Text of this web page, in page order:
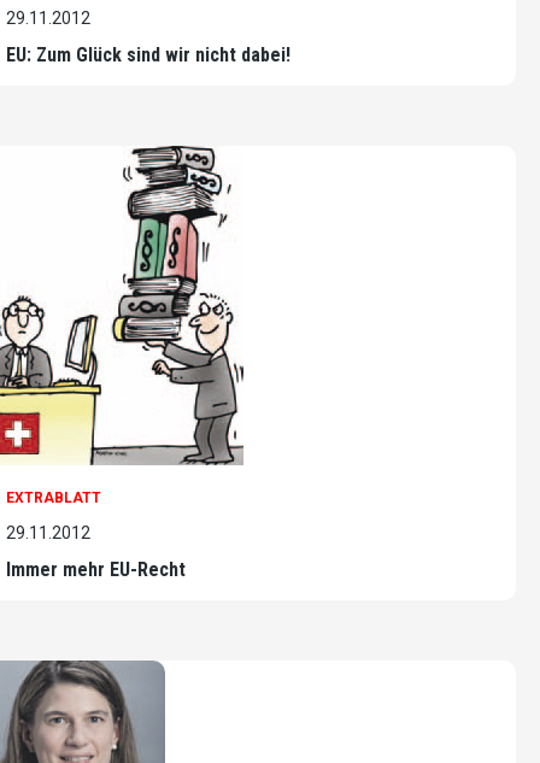
29.11.2012
EU: Zum Glück sind wir nicht dabei!
EXTRABLATT
29.11.2012
Immer mehr EU-Recht